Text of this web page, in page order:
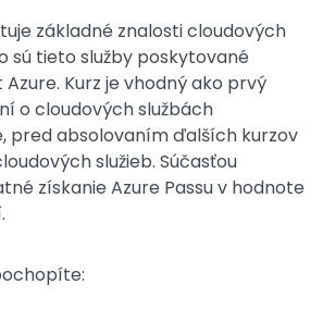
základné znalosti cloudových
sú tieto služby poskytované
Kurz je vhodný ako prvý
o cloudových službách
pred absolovaním ďalších kurzov
služieb. Súčasťou
získanie Azure Passu v hodnote